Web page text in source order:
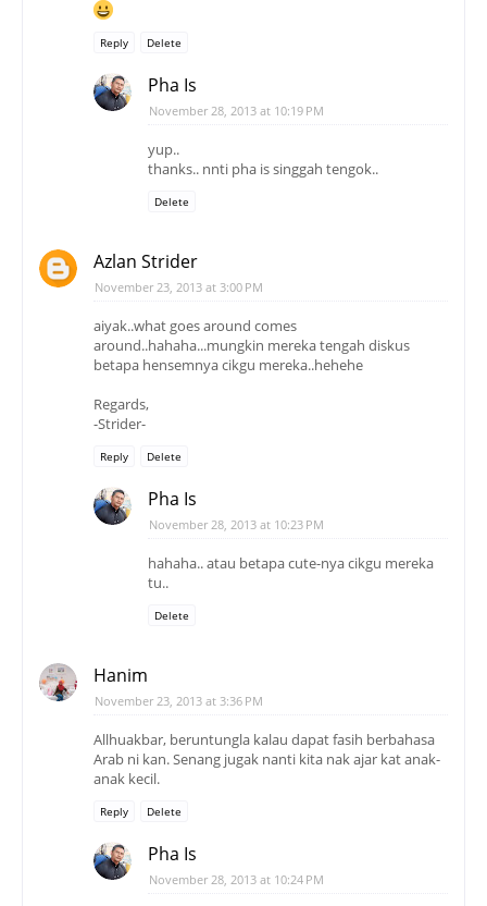
Reply Delete
Pha Is
November 28, 2013 at 10:19 PM
yup..
thanks.. nnti pha is singgah tengok..
Delete
Azlan Strider
November 23, 2013 at 3:00 PM
aiyak..what goes around comes
around..hahaha...mungkin mereka tengah diskus
betapa hensemnya cikgu mereka..hehehe
Regards,
-Strider-
Reply Delete
Pha Is
November 28, 2013 at 10:23 PM
hahaha.. atau betapa cute-nya cikgu mereka
tu..
Delete
Hanim
November 23, 2013 at 3:36 PM
Allhuakbar, beruntungla kalau dapat fasih berbahasa
Arab ni kan. Senang jugak nanti kita nak ajar kat anak-
anak kecil.
Reply Delete
Pha Is
November 28, 2013 at 10:24 PM